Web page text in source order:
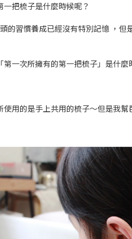
把梳子是什麼時候呢？
的習慣養成已經沒有特別記憶 ，
一次所擁有的第一把梳子」是什
用的是手上共用的梳子～但是我